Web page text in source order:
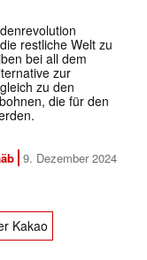
restliche Welt zu
bei all dem
zur
zu den
die für den
9. Dezember 2024
Kakao